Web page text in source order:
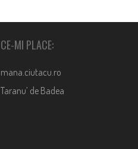
CE-MI PLACE:
mana.ciutacu.ro
Taranu’ de Badea